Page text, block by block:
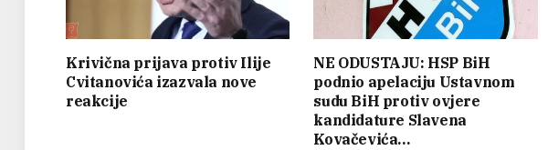
Krivična prijava protiv Ilije
Cvitanovića izazvala nove
reakcije
NE ODUSTAJU: HSP BiH
podnio apelaciju Ustavnom
sudu BiH protiv ovjere
kandidature Slavena
Kovačevića…